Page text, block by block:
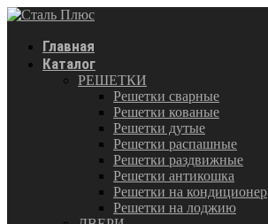
Главная
Каталог
РЕШЕТКИ
Решетки сварные
Решетки кованые
Решетки дутые
Решетки распашные
Решетки раздвижные
Решетки антикошка
Решетки на кондиционер
Решетки на лоджию